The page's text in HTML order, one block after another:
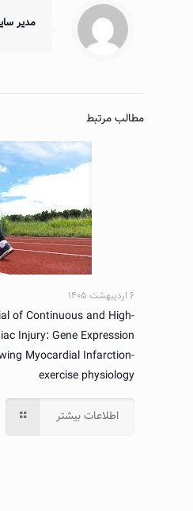
مدیر
مطالب مرتبط
۶ اردیبهشت ۱۴۰۵
of Continuous and High-
Injury: Gene Expression
Myocardial Infarction-
exercise physiology
اطلاعات بیشتر